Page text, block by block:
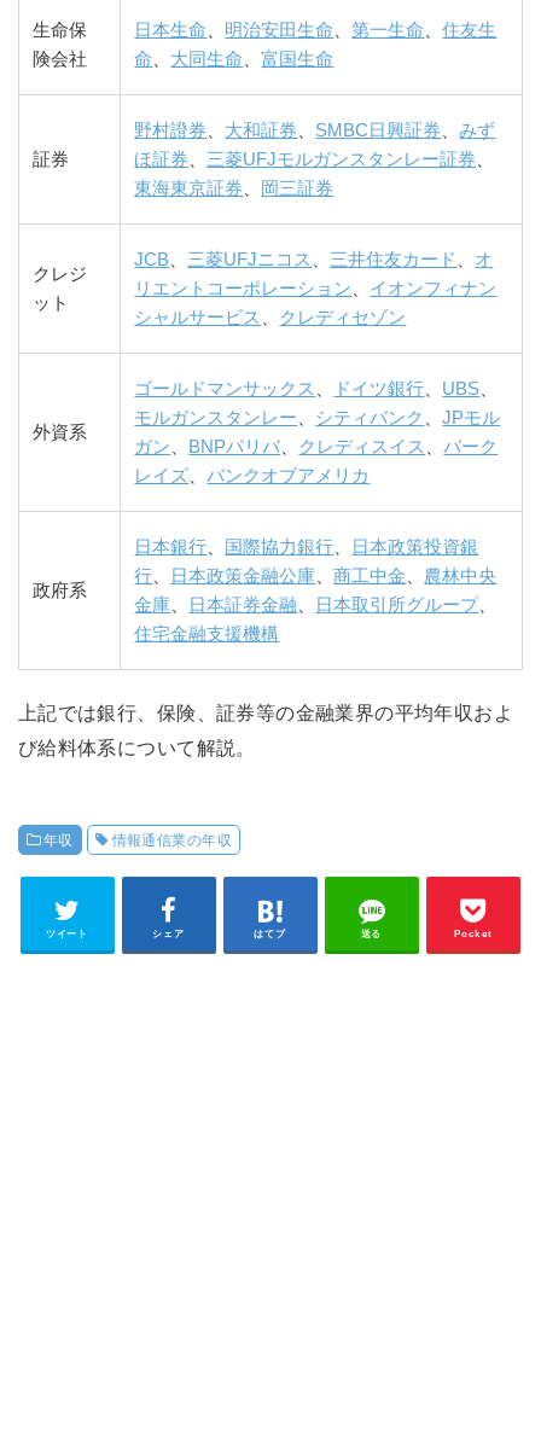
生命保
険会社
日本生命 明治安田生命 、第一生命 、住友生
命
大同生命 、富国生命
証券
野村證券 大和証券 SMBC日興証券 、みず
ほ証券
三菱UFJモルガンスタンレー証券
東海東京証券
岡三証券
クレジ
ット
JCB 三菱UFJニコス 三井住友カード
オ
リエントコーポレーション
イオンフィナン
シャルサービス
クレディセゾン
外資系
ゴールドマンサックス ドイツ銀行 UBS
モルガンスタンレー
シティバンク 、JPモル
ガン
BNPパリバ、 クレディスイス 、バーク
レイズ 、バンクオブアメリカ
政府系
日本銀行 国際協力銀行
日本政策投資銀
行
日本政策金融公庫 、商工中金
農林中央
金庫
日本証券金融 日本取引所グループ、
住宅金融支援機構
上記では銀行、保険、証券等の金融業界の平均年収およ
び給料体系について解説。
年収 情報通信業の年収
ツイート シェア はてブ 送る Pocket